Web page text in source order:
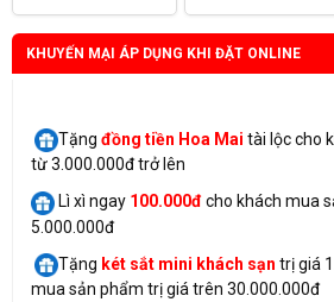
KHUYẾN MẠI ÁP DỤNG KHI ĐẶT ONLINE
Tặng đồng tiền Hoa Mai tài lộc cho
từ 3.000.000đ trở lên
Lì xì ngay 100.000đcho khách mua
5.000.000đ
Tặng két sắt mini khách sạn trị giá
mua sản phẩm trị giá trên 30.000.000đ